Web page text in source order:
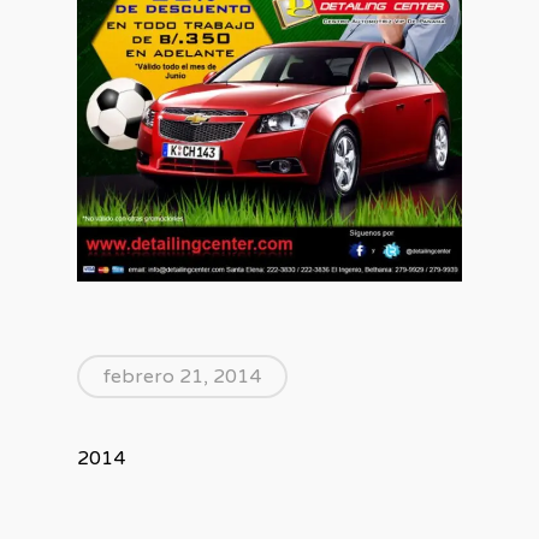
febrero 21, 2014
2014